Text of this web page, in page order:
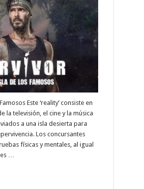
Este ‘reality’ consiste en
la televisión, el cine y la música
a una isla desierta para
Los concursantes
físicas y mentales, al igual
…